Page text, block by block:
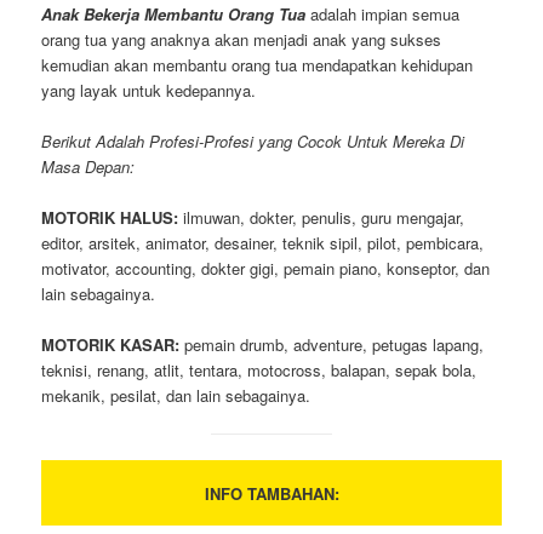
Anak Bekerja Membantu Orang Tua adalah impian semua
orang tua yang anaknya akan menjadi anak yang sukses
kemudian akan membantu orang tua mendapatkan kehidupan
yang layak untuk kedepannya.
Berikut Adalah Profesi-Profesi yang Cocok Untuk Mereka Di
Masa Depan:
MOTORIK HALUS: ilmuwan, dokter, penulis, guru mengajar,
editor, arsitek, animator, desainer, teknik sipil, pilot, pembicara,
motivator, accounting, dokter gigi, pemain piano, konseptor, dan
lain sebagainya.
MOTORIK KASAR: pemain drumb, adventure, petugas lapang,
teknisi, renang, atlit, tentara, motocross, balapan, sepak bola,
mekanik, pesilat, dan lain sebagainya.
INFO TAMBAHAN: